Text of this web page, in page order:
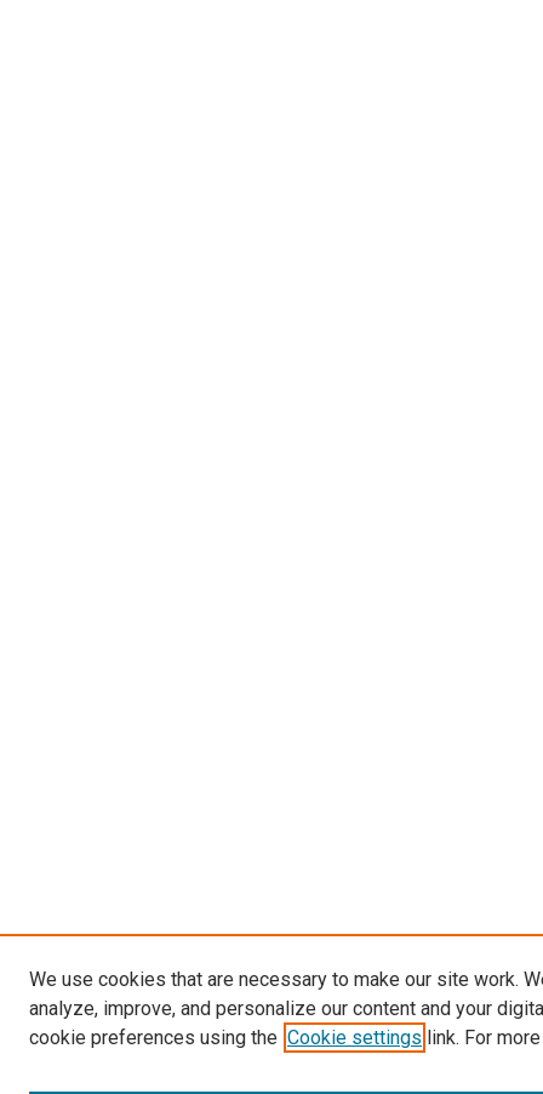
We use cookies that are necessary to make our site work.
analyze, improve, and personalize our content and your
cookie preferences using the Cookie settings link. For